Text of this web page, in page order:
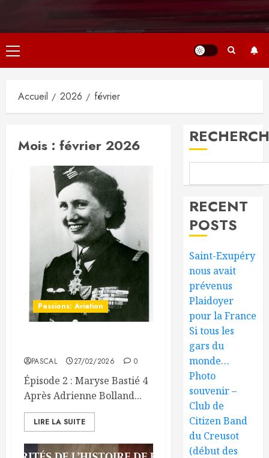
Menu
principal
Accueil 2026 février
Mois : février 2026
Passions: Aviation
PASCAL 27/02/2026 0
Épisode 2 : Maryse Bastié 4
Après Adrienne Bolland...
LIRE LA SUITE
RECENT
POSTS
Saint-Exupéry
nous avait
prévenus
Plaidoyer
pour la France
Si tous les
gars du
monde…
Photo
souvenir –
Club de
Citizen Band
du Creusot
(début des